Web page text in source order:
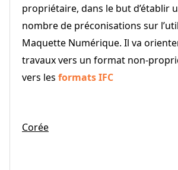
propriétaire, dans le but d’établir
nombre de préconisations sur
Maquette Numérique. Il va
travaux vers un format
vers les formats IFC
Corée